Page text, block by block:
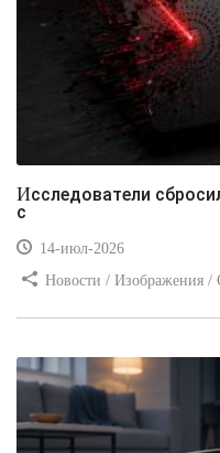
Исследователи сбросили пароль кошелька Tangem
с
14-июл-2026
Новости / Изображения /